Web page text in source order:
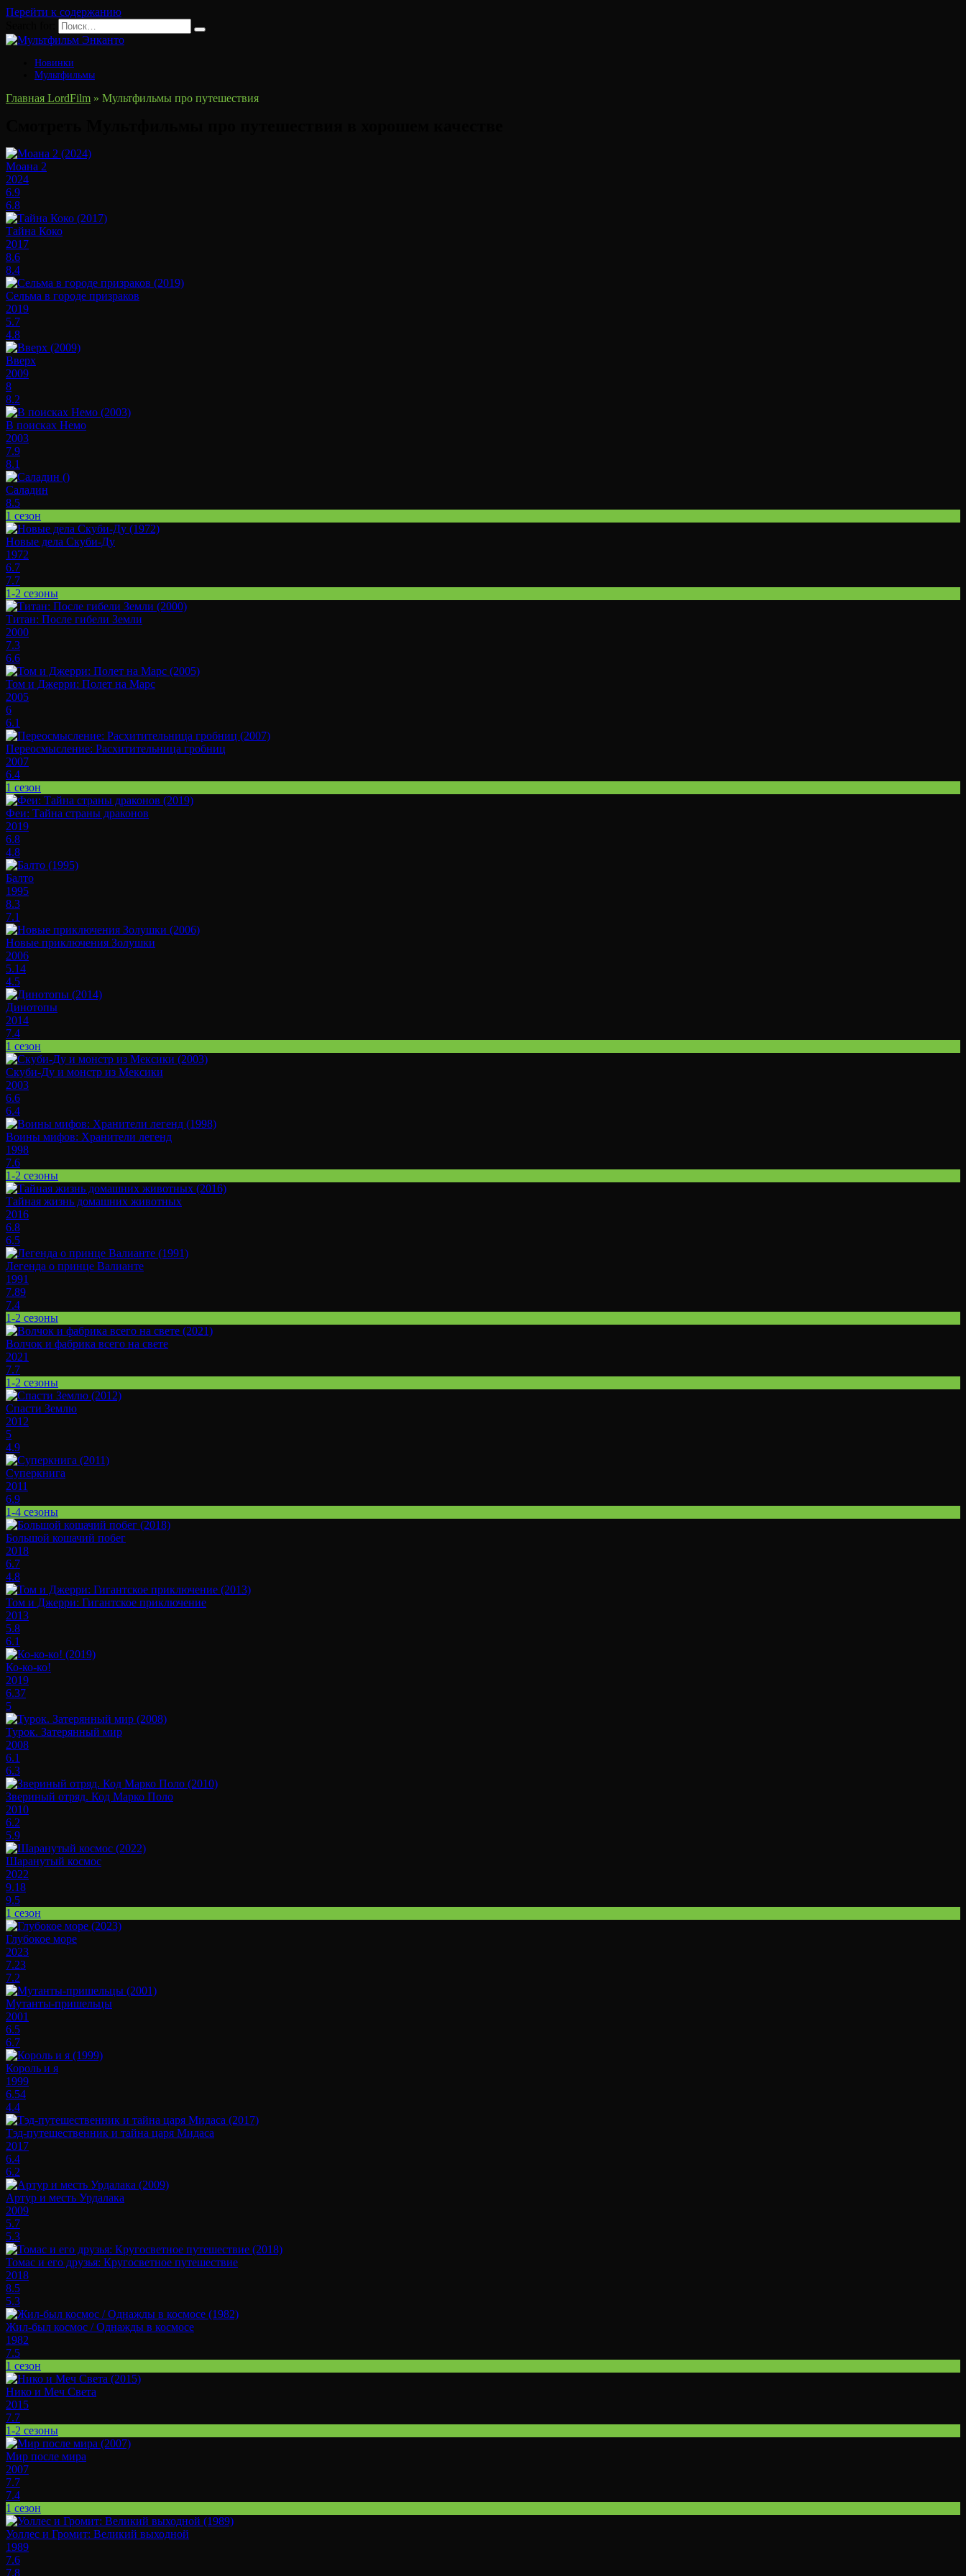
Перейти к содержанию
Новинки
Мультфильмы
Главная LordFilm » Мультфильмы про путешествия
Моана 2
2024
6.9
6.8
Тайна Коко
2017
8.6
8.4
Сельма в городе призраков
2019
5.7
4.8
Вверх
2009
8
8.2
В поисках Немо
2003
7.9
8.1
Саладин
8.5
1 сезон
Новые дела Скуби-Ду
1972
6.7
7.7
1-2 сезоны
Титан: После гибели Земли
2000
7.3
6.6
Том и Джерри: Полет на Марс
2005
6
6.1
Переосмысление: Расхитительница гробниц
2007
6.4
1 сезон
Феи: Тайна страны драконов
2019
6.8
4.8
Балто
1995
8.3
7.1
Новые приключения Золушки
2006
5.14
4.5
Динотопы
2014
7.4
1 сезон
Скуби-Ду и монстр из Мексики
2003
6.6
6.4
Воины мифов: Хранители легенд
1998
7.6
1-2 сезоны
Тайная жизнь домашних животных
2016
6.8
6.5
Легенда о принце Валианте
1991
7.89
7.4
1-2 сезоны
Волчок и фабрика всего на свете
2021
7.7
1-2 сезоны
Спасти Землю
2012
5
4.9
Суперкнига
2011
6.9
1-4 сезоны
Большой кошачий побег
2018
6.7
4.8
Том и Джерри: Гигантское приключение
2013
5.8
6.1
Ко-ко-ко!
2019
6.37
5
Турок. Затерянный мир
2008
6.1
6.3
Звериный отряд. Код Марко Поло
2010
6.2
5.9
Шаранутый космос
2022
9.18
9.5
1 сезон
Глубокое море
2023
7.23
7.2
Мутанты-пришельцы
2001
6.5
6.7
Король и я
1999
6.54
4.4
Тэд-путешественник и тайна царя Мидаса
2017
6.4
6.2
Артур и месть Урдалака
2009
5.7
5.3
Томас и его друзья: Кругосветное путешествие
2018
8.5
5.3
Жил-был космос / Однажды в космосе
1982
7.5
1 сезон
Нико и Меч Света
2015
7.7
1-2 сезоны
Мир после мира
2007
7.7
7.4
1 сезон
Уоллес и Громит: Великий выходной
1989
7.6
7.8